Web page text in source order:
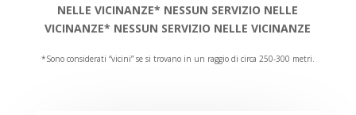
NELLE VICINANZE* NESSUN SERVIZIO NELLE
VICINANZE* NESSUN SERVIZIO NELLE VICINANZE
*Sono considerati “vicini” se si trovano in un raggio di circa 250-300 metri.